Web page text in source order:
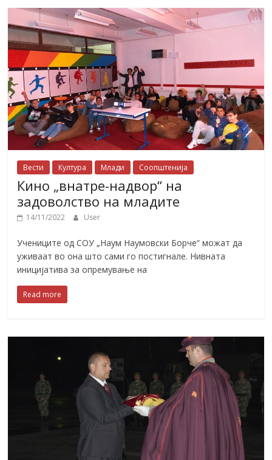
Вести Култура Млади Соопштенија
Кино „внатре-надвор“ на
задоволство на младите
14/11/2022 User
Учениците од СОУ „Наум Наумовски Борче“ можат да
уживаат во она што сами го постигнале. Нивната
иницијатива за опремување на
Read more